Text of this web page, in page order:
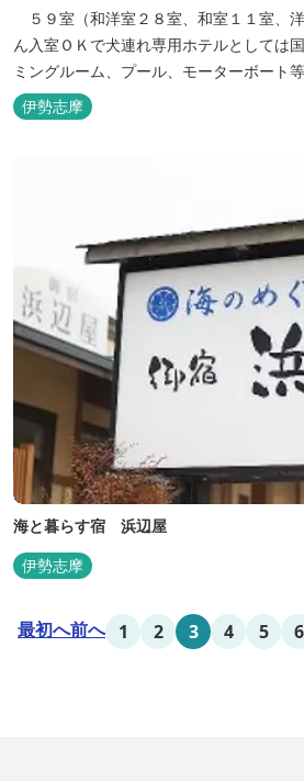
５９室（和洋室２８室、和室１１室、
ん入室ＯＫで犬連れ専用ホテルとして
ミングルーム、プール、モーターボート
も充実しています。
伊勢志摩
海と暮らす宿 浜辺屋
伊勢志摩
最初へ前へ 1 2 3 4 5 6